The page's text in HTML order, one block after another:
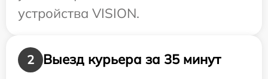
устройства VISION.
2 Выезд курьера за 35 минут